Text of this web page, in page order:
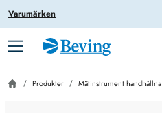
Varumärken
Produkter Mätinstrument handhållna